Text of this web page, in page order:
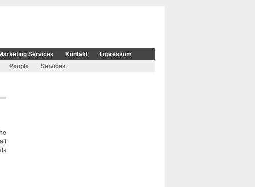
Marketing Services Kontakt
Impressum
People Services